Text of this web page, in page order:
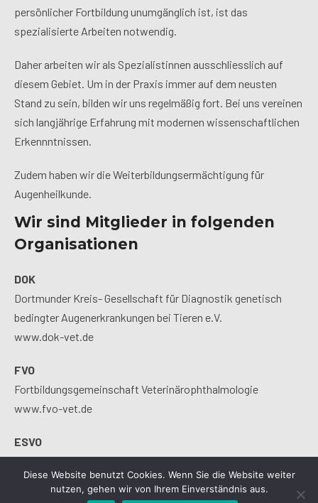
persönlicher Fortbildung unumgänglich ist, ist das
spezialisierte Arbeiten notwendig.
Daher arbeiten wir als Spezialistinnen ausschliesslich auf
diesem Gebiet. Um in der Praxis immer auf dem neusten
Stand zu sein, bilden wir uns regelmäßig fort. Bei uns vereinen
sich langjährige Erfahrung mit modernen wissenschaftlichen
Erkennntnissen.
Zudem haben wir die Weiterbildungsermächtigung für
Augenheilkunde.
Wir sind Mitglieder in folgenden
Organisationen
DOK
Dortmunder Kreis- Gesellschaft für Diagnostik genetisch
bedingter Augenerkrankungen bei Tieren e.V.
www.dok-vet.de
FVO
Fortbildungsgemeinschaft Veterinärophthalmologie
www.fvo-vet.de
ESVO
European Society of Veterinary Ophthalmology
www.esvo.org
Diese Website benutzt Cookies. Wenn Sie die Website weiter
nutzen, gehen wir von Ihrem Einverständnis aus.